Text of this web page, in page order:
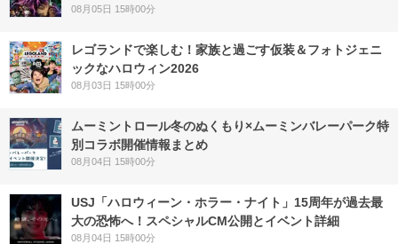
08月05日 15時00分
レゴランドで楽しむ！家族と過ごす仮装＆フォトジェニ
ックなハロウィン2026
08月03日 15時00分
ムーミントロール冬のぬくもり×ムーミンバレーパーク特
別コラボ開催情報まとめ
08月04日 15時00分
USJ「ハロウィーン・ホラー・ナイト」15周年が過去最
大の恐怖へ！スペシャルCM公開とイベント詳細
08月04日 15時00分